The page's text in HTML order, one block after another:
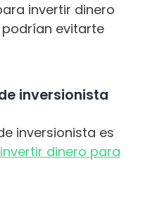
invertir dinero
evitarte
inversionista
inversionista es
invertir dinero para